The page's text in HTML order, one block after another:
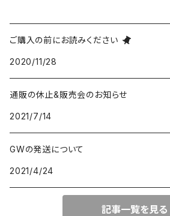
ご購入の前にお読みください
2020/11/28
通販の休止&販売会のお知らせ
2021/7/14
GWの発送について
2021/4/24
記事一覧を見る